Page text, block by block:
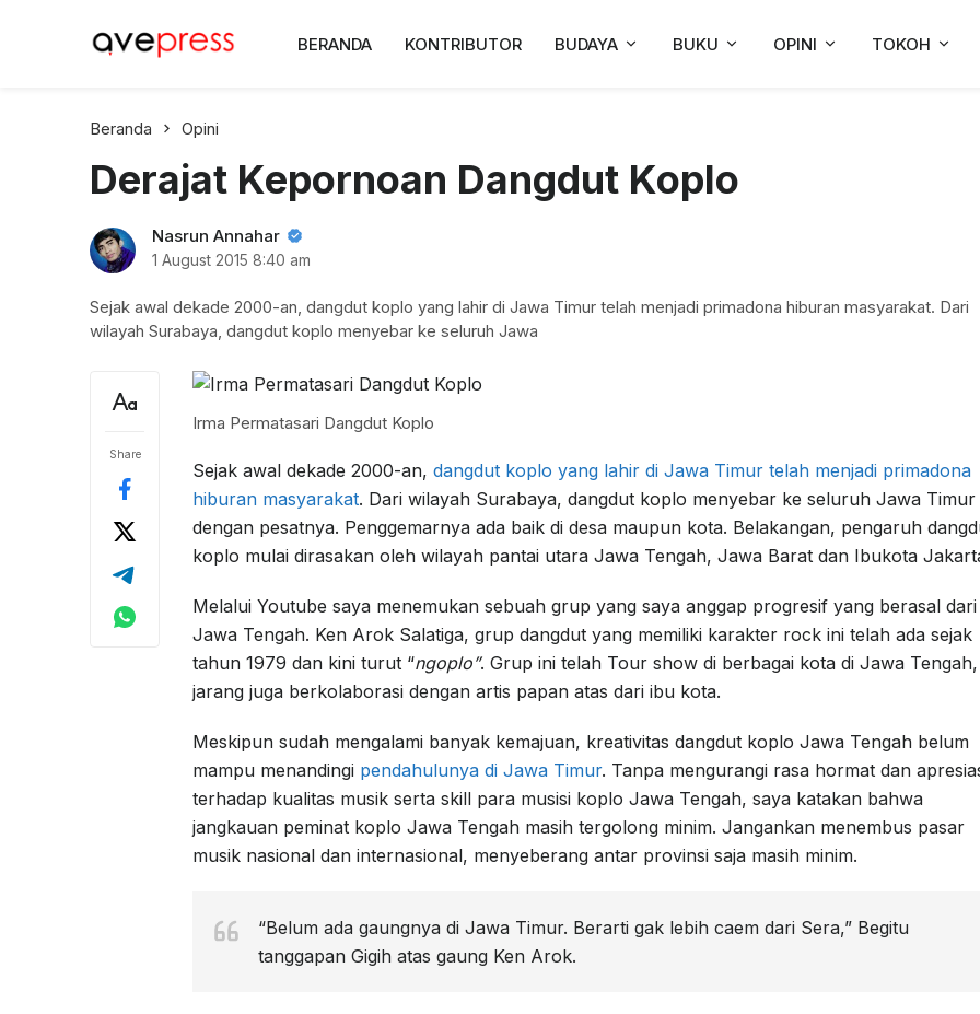
AvePress.com
Belajar dari Komentar
BERANDA KONTRIBUTOR BUDAYA BUKU OPINI TOKOH
Beranda Opini
Derajat Kepornoan Dangdut Koplo
Nasrun Annahar
1 August 2015 8:40 am
Sejak awal dekade 2000-an, dangdut koplo yang lahir di Jawa Timur telah menjadi primadona hiburan masyarakat. Dari
wilayah Surabaya, dangdut koplo menyebar ke seluruh Jawa
Share
Irma Permatasari Dangdut Koplo
Sejak awal dekade 2000-an, dangdut koplo yang lahir di Jawa Timur telah menjadi primadona
hiburan masyarakat. Dari wilayah Surabaya, dangdut koplo menyebar ke seluruh Jawa Timur
dengan pesatnya. Penggemarnya ada baik di desa maupun kota. Belakangan, pengaruh
koplo mulai dirasakan oleh wilayah pantai utara Jawa Tengah, Jawa Barat dan Ibukota
Melalui Youtube saya menemukan sebuah grup yang saya anggap progresif yang berasal dari
Jawa Tengah. Ken Arok Salatiga, grup dangdut yang memiliki karakter rock ini telah ada sejak
tahun 1979 dan kini turut “ngoplo”. Grup ini telah Tour show di berbagai kota di Jawa
jarang juga berkolaborasi dengan artis papan atas dari ibu kota.
Meskipun sudah mengalami banyak kemajuan, kreativitas dangdut koplo Jawa Tengah belum
mampu menandingi pendahulunya di Jawa Timur. Tanpa mengurangi rasa hormat dan
terhadap kualitas musik serta skill para musisi koplo Jawa Tengah, saya katakan bahwa
jangkauan peminat koplo Jawa Tengah masih tergolong minim. Jangankan menembus pasar
musik nasional dan internasional, menyeberang antar provinsi saja masih minim.
“Belum ada gaungnya di Jawa Timur. Berarti gak lebih caem dari Sera,” Begitu
tanggapan Gigih atas gaung Ken Arok.